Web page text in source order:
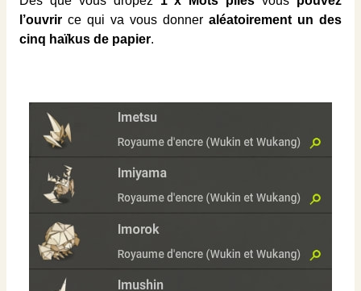
l’ouvrir ce qui va vous donner aléatoirement un des
cinq haïkus de papier.